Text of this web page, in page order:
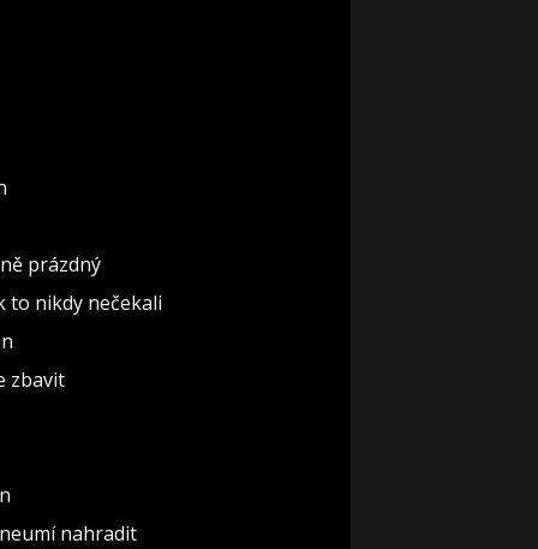
prázdný
to nikdy nečekali
zbavit
nahradit